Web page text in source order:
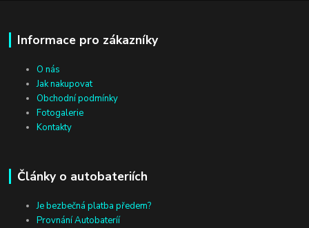
Informace pro zákazníky
O nás
Jak nakupovat
Obchodní podmínky
Fotogalerie
Kontakty
Články o autobateriích
Je bezbečná platba předem?
Provnání Autobateríí